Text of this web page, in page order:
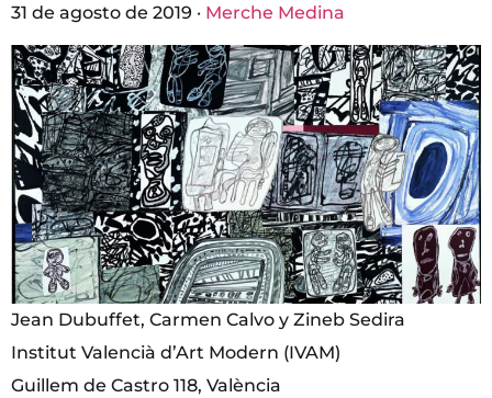
31 de agosto de 2019 · Merche Medina
Jean Dubuffet, Carmen Calvo y Zineb Sedira
Institut Valencià d’Art Modern (IVAM)
Guillem de Castro 118, València